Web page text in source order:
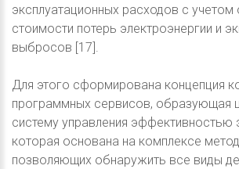
эксплуатационных расходов с
стоимости потерь электроэнергии и
выбросов [17].
Для этого сформирована концепция
программных сервисов, образующая
систему управления эффективностью
которая основана на комплексе
позволяющих обнаружить все виды